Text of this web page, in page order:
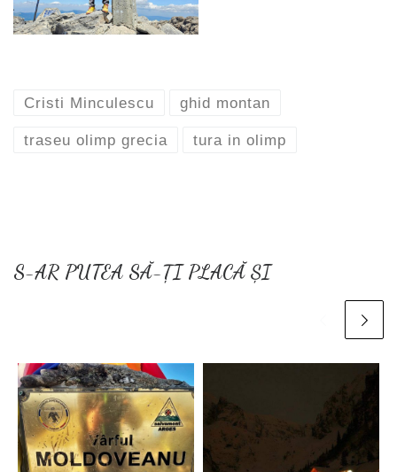
Cristi Minculescu ghid montan
traseu olimp grecia tura in olimp
S-AR PUTEA SĂ-ȚI PLACĂ ȘI